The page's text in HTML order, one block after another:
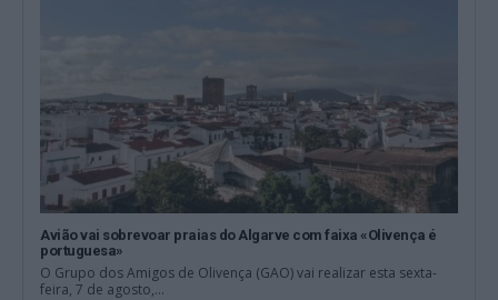
Avião vai sobrevoar praias do Algarve com faixa «Olivença é
portuguesa»
O Grupo dos Amigos de Olivença (GAO) vai realizar esta sexta-
feira, 7 de agosto,...